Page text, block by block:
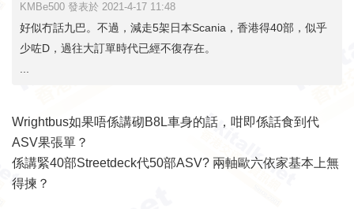
KMBe500 發表於 2021-4-17 11:48
好似冇話九巴。不過，減走5架日本Scania，香港得40部，似乎
少咗D，過往大訂單時代已經不復存在。
Wrightbus如果唔係講砌B8L車身的話，咁即係話食到代
ASV果張單？
係講緊40部Streetdeck代50部ASV? 兩軸歐六依家基本上無
得揀？